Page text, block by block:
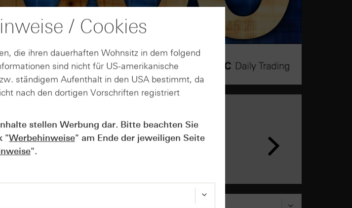
bleibt der DAX® in
- ntv Zertifikate
/ Cookies
die ihren dauerhaften Wohnsitz in dem folgend
sind nicht für US-amerikanische
ständigem Aufenthalt in den USA bestimmt, da
nach den dortigen Vorschriften registriert
stellen Werbung dar. Bitte beachten Sie
"Werbehinweise" am Ende der jeweiligen Seite
".